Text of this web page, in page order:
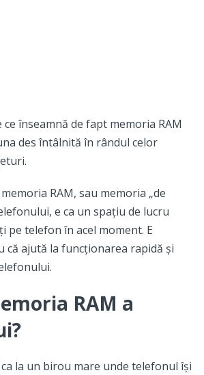
înseamnă de fapt memoria RAM
des întâlnită în rândul celor
RAM, sau memoria „de
e ca un spațiu de lucru
pe telefon în acel moment. E
ajută la funcționarea rapidă și
RAM a
la un birou mare unde telefonul își